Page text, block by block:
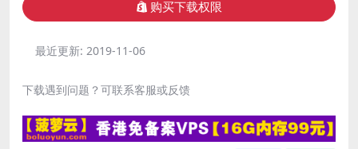
购买下载权限
最近更新: 2019-11-06
下载遇到问题？可联系客服或反馈